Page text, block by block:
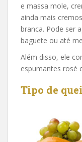
e massa mole,
ainda mais
branca. Pode ser
baguete ou até
Além disso, ele
espumantes rosé
Tipo de